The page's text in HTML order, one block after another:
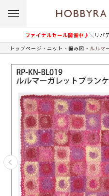
ファイナルセール開催中♪＼リバ
トップページ ニット 編み図 ルルマ